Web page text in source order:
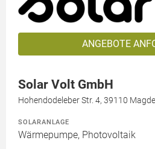
ANGEBOTE
Solar Volt GmbH
Hohendodeleber Str. 4, 39110
SOLARANLAGE
Wärmepumpe, Photovoltaik